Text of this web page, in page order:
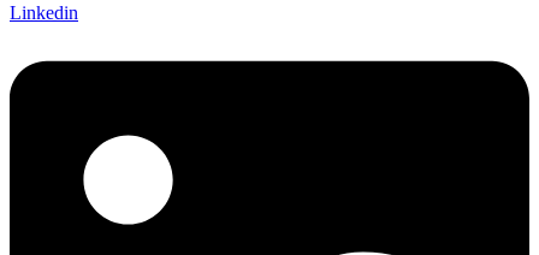
Linkedin